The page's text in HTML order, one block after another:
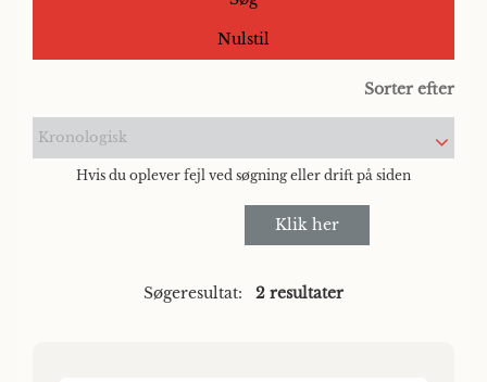
Nulstil
Sorter efter
Kronologisk
Hvis du oplever fejl ved søgning eller drift på siden
Klik her
Søgeresultat: 2 resultater